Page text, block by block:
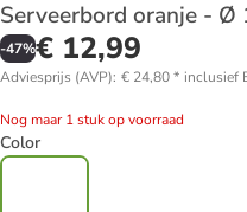
Serveerbord oranje - Ø
-47%€ 12,99
Adviesprijs (AVP): € 24,80* inclusief
Nog maar 1 stuk op voorraad
Color